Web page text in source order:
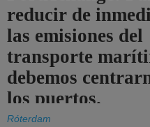
reducir de
las emisiones del
transporte
debemos
los puertos.
Róterdam